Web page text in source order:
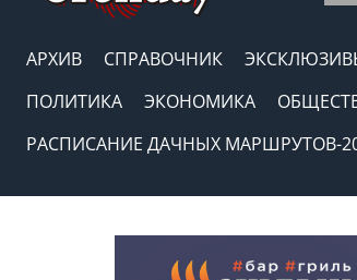
АРХИВ СПРАВОЧНИК
ПОЛИТИКА
ЭКОНОМИКА
РАСПИСАНИЕ ДАЧНЫХ МАРШРУТОВ-